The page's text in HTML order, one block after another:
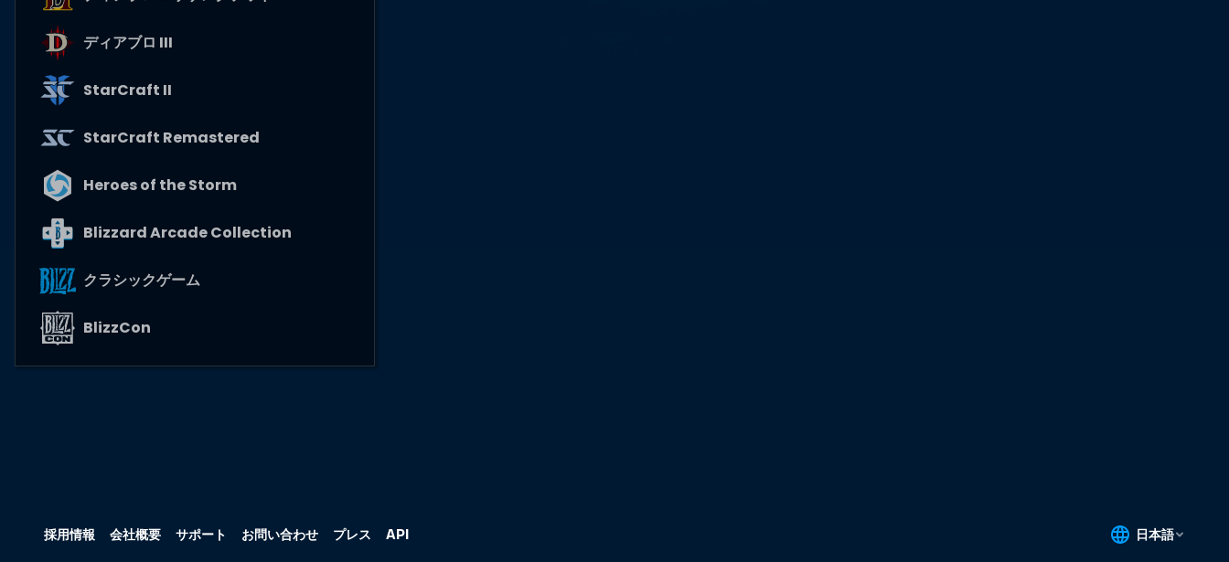
ディアブロ III
StarCraft II
StarCraft Remastered
Heroes of the Storm
Blizzard Arcade Collection
クラシックゲーム
BlizzCon